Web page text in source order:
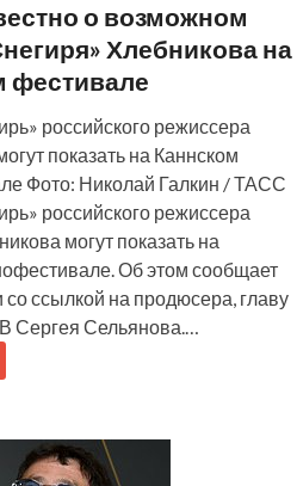
о возможном
Хлебникова на
фестивале
российского режиссера
показать на Каннском
Фото: Николай Галкин / ТАСС
российского режиссера
могут показать на
Об этом сообщает
ссылкой на продюсера, главу
Сергея Сельянова.…